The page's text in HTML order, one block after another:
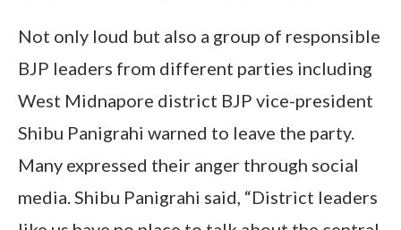
Not only loud but also a group of responsible
BJP leaders from different parties including
West Midnapore district BJP vice-president
Shibu Panigrahi warned to leave the party.
Many expressed their anger through social
media. Shibu Panigrahi said, “District leaders